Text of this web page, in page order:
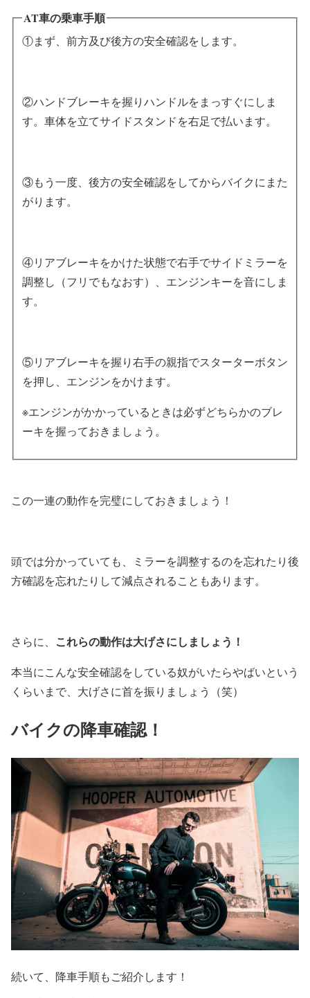
AT車の乗車手順
①まず、前方及び後方の安全確認をします。
②ハンドブレーキを握りハンドルをまっすぐにしま
す。車体を立てサイドスタンドを右足で払います。
③もう一度、後方の安全確認をしてからバイクにまた
がります。
④リアブレーキをかけた状態で右手でサイドミラーを
調整し（フリでもなおす）、エンジンキーを音にしま
す。
⑤リアブレーキを握り右手の親指でスターターボタン
を押し、エンジンをかけます。
※エンジンがかかっているときは必ずどちらかのブレ
ーキを握っておきましょう。
この一連の動作を完璧にしておきましょう！
頭では分かっていても、ミラーを調整するのを忘れたり後
方確認を忘れたりして減点されることもあります。
さらに、 これらの動作は大げさにしましょう！
本当にこんな安全確認をしている奴がいたらやばいという
くらいまで、大げさに首を振りましょう（笑）
バイクの降車確認！
続いて、降車手順もご紹介します！